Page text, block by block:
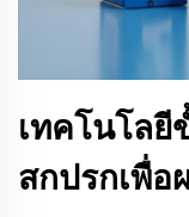
เทคโนโล
สกปรกเพื่